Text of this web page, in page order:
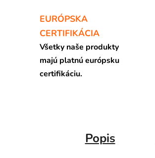
EURÓPSKA
CERTIFIKÁCIA
Všetky naše produkty
majú platnú európsku
certifikáciu.
Popis